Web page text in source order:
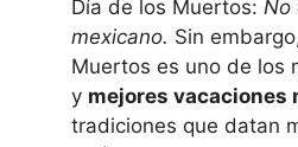
Día de los Muertos: No
mexicano. Sin
Muertos es uno de los
y mejores vacaciones
tradiciones que datan